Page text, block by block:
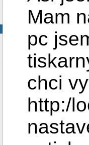
Mam
pc
chci
http:/